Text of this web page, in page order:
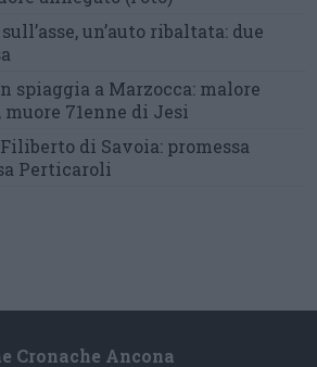
un’auto ribaltata: due
spiaggia a Marzocca: malore
muore 71enne di Jesi
di Savoia: promessa
Perticaroli
Cronache Ancona